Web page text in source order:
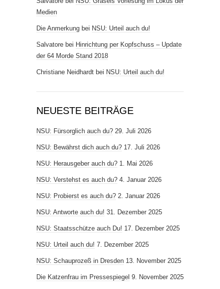
Medien
Die Anmerkung bei NSU: Urteil auch du!
Salvatore bei Hinrichtung per Kopfschuss – Update
der 64 Morde Stand 2018
Christiane Neidhardt bei NSU: Urteil auch du!
NEUESTE BEITRÄGE
NSU: Fürsorglich auch du? 29. Juli 2026
NSU: Bewährst dich auch du? 17. Juli 2026
NSU: Herausgeber auch du? 1. Mai 2026
NSU: Verstehst es auch du? 4. Januar 2026
NSU: Probierst es auch du? 2. Januar 2026
NSU: Antworte auch du! 31. Dezember 2025
NSU: Staatsschütze auch Du! 17. Dezember 2025
NSU: Urteil auch du! 7. Dezember 2025
NSU: Schauprozeß in Dresden 13. November 2025
Die Katzenfrau im Pressespiegel 9. November 2025